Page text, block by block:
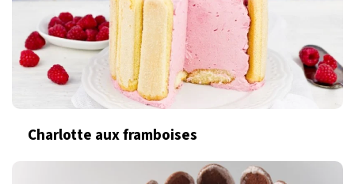
Charlotte aux framboises